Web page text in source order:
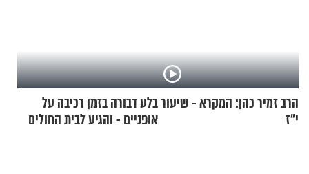
הרב זמיר כהן: המקרא - שיעור
י"ז
בלע דבורה בזמן רכיבה על
אופניים - והגיע לבית החולים